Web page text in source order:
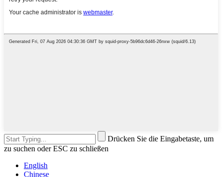
Drücken Sie die Eingabetaste, um
zu suchen oder ESC zu schließen
English
Chinese